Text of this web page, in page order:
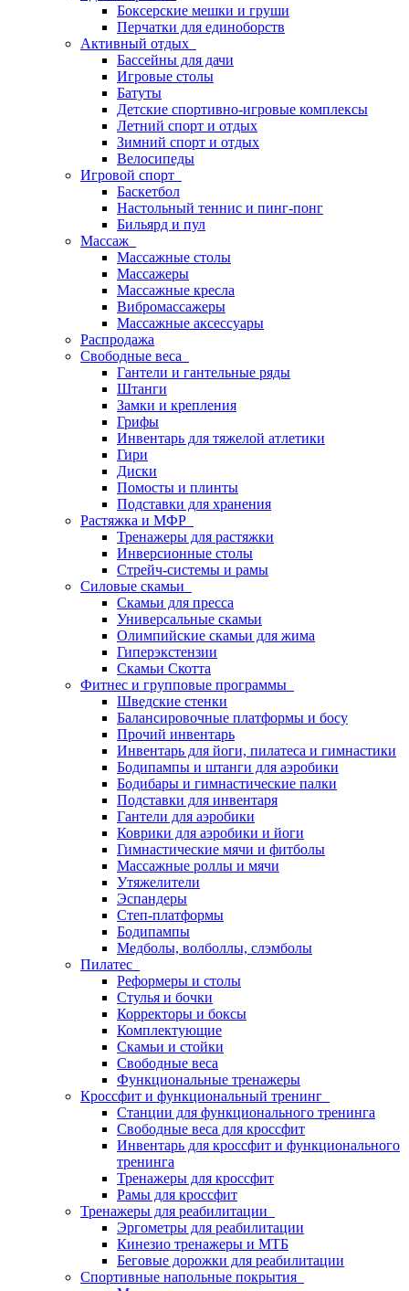
Боксерские мешки и груши
Перчатки для единоборств
Активный отдых
Бассейны для дачи
Игровые столы
Батуты
Детские спортивно-игровые комплексы
Летний спорт и отдых
Зимний спорт и отдых
Велосипеды
Игровой спорт
Баскетбол
Настольный теннис и пинг-понг
Бильярд и пул
Массаж
Массажные столы
Массажеры
Массажные кресла
Вибромассажеры
Массажные аксессуары
Распродажа
Свободные веса
Гантели и гантельные ряды
Штанги
Замки и крепления
Грифы
Инвентарь для тяжелой атлетики
Гири
Диски
Помосты и плинты
Подставки для хранения
Растяжка и МФР
Тренажеры для растяжки
Инверсионные столы
Стрейч-системы и рамы
Силовые скамьи
Скамьи для пресса
Универсальные скамьи
Олимпийские скамьи для жима
Гиперэкстензии
Скамьи Скотта
Фитнес и групповые программы
Шведские стенки
Балансировочные платформы и босу
Прочий инвентарь
Инвентарь для йоги, пилатеса и гимнастики
Бодипампы и штанги для аэробики
Бодибары и гимнастические палки
Подставки для инвентаря
Гантели для аэробики
Коврики для аэробики и йоги
Гимнастические мячи и фитболы
Массажные роллы и мячи
Утяжелители
Эспандеры
Степ-платформы
Бодипампы
Медболы, волболлы, слэмболы
Пилатес
Реформеры и столы
Стулья и бочки
Корректоры и боксы
Комплектующие
Скамьи и стойки
Свободные веса
Функциональные тренажеры
Кроссфит и функциональный тренинг
Станции для функционального тренинга
Свободные веса для кроссфит
Инвентарь для кроссфит и функционального
тренинга
Тренажеры для кроссфит
Рамы для кроссфит
Тренажеры для реабилитации
Эргометры для реабилитации
Кинезио тренажеры и МТБ
Беговые дорожки для реабилитации
Спортивные напольные покрытия